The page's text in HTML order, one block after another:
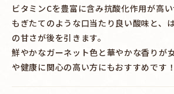
ビタミンCを豊富に含み抗酸化作用が高い
もぎたてのような口当たり良い酸味と、
の甘さが後を引きます。
鮮やかなガーネット色と華やかな香りが
や健康に関心の高い方にもおすすめです！